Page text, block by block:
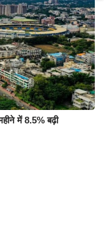
में 8.5% बढ़ी